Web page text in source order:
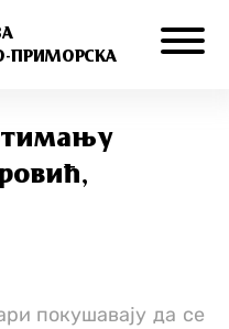
ПРИМОРСКА
покушавају да се